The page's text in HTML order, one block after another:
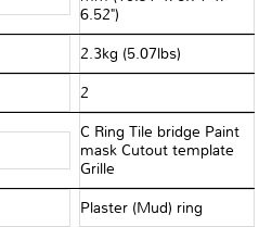
6.52")
2.3kg (5.07lbs)
2
C Ring Tile bridge Paint
mask Cutout template
Grille
Plaster (Mud) ring